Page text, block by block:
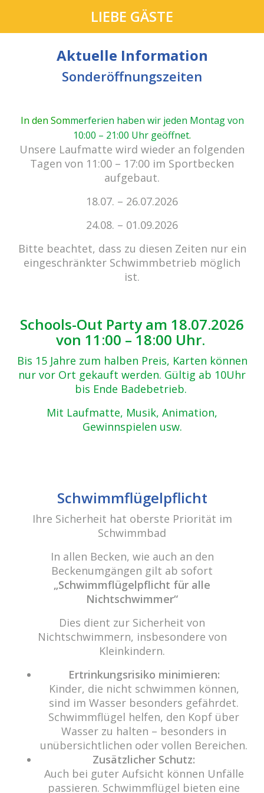
cabrio Senden - das Bad.
Außergewöhnlich, vielfältig!
Kein Einlass bei Gewitter
zu den E-Tickets
Tel.: 0049 (0) 2597 - 93 918 -10
Fax: 0049 (0) 2597 - 93 918 -29
info@cabriosenden.de
Wir freuen uns auf Sie!
Haben Sie Fragen? Wir kümmern uns drum!
Eine Nachricht schreiben
Über das Wasser.
„Das Prinzip aller Dinge ist Wasser; aus Wasser ist
alles, und ins Wasser kehrt alles zurück.“ (Thales von
Copyright 2021 cabrio Senden - All rights reserved
Datenschutz Impressum
Um unsere Webseite für Sie optimal zu gestalten und fortlaufend
verbessern zu können, verwenden wir Cookies. Durch die weitere
Nutzung der Webseite stimmen Sie der Verwendung von Cookies zu.
LIEBE GÄSTE
Aktuelle Information
Sonderöffnungszeiten
In den Sommerferien haben wir jeden Montag von
10:00 – 21:00 Uhr geöffnet.
Unsere Laufmatte wird wieder an folgenden
Tagen von 11:00 – 17:00 im Sportbecken
aufgebaut.
18.07. – 26.07.2026
24.08. – 01.09.2026
Bitte beachtet, dass zu diesen Zeiten nur ein
eingeschränkter Schwimmbetrieb möglich
ist.
Schools-Out Party am 18.07.2026
von 11:00 – 18:00 Uhr.
Bis 15 Jahre zum halben Preis, Karten können
nur vor Ort gekauft werden. Gültig ab 10Uhr
bis Ende Badebetrieb.
Mit Laufmatte, Musik, Animation,
Gewinnspielen usw.
Schwimmflügelpflicht
Ihre Sicherheit hat oberste Priorität im
Schwimmbad
In allen Becken, wie auch an den
Beckenumgängen gilt ab sofort
„Schwimmflügelpflicht für alle
Nichtschwimmer“
Dies dient zur Sicherheit von
Nichtschwimmern, insbesondere von
Kleinkindern.
Ertrinkungsrisiko minimieren:
Kinder, die nicht schwimmen können,
sind im Wasser besonders gefährdet.
Schwimmflügel helfen, den Kopf über
Wasser zu halten – besonders in
unübersichtlichen oder vollen Bereichen.
Zusätzlicher Schutz:
Auch bei guter Aufsicht können Unfälle
passieren. Schwimmflügel bieten eine